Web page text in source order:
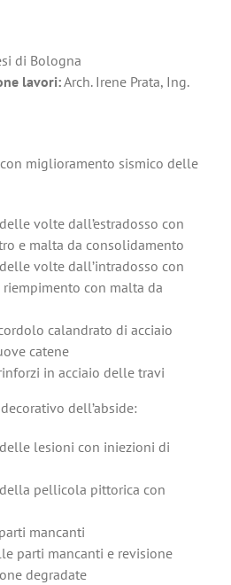
di Bologna
lavori:Arch. Irene Prata, Ing.
miglioramento sismico delle
volte dall’estradosso con
e malta da consolidamento
volte dall’intradosso con
riempimento con malta da
calandrato di acciaio
catene
in acciaio delle travi
dell’abside:
lesioni con iniezioni di
pellicola pittorica con
mancanti
parti mancanti e revisione
degradate